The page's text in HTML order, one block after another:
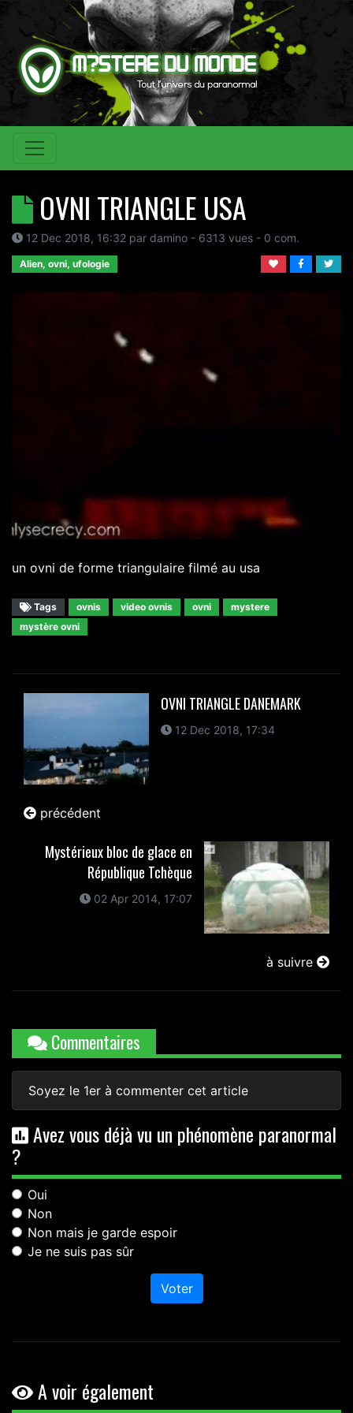
OVNI TRIANGLE USA
12 Dec 2018, 16:32 par damino - 6313 vues - 0 com.
Alien, ovni, ufologie
un ovni de forme triangulaire filmé au usa
Tags ovnis video ovnis ovni
mystere
mystère ovni
OVNI TRIANGLE DANEMARK
12 Dec 2018, 17:34
précédent
Mystérieux bloc de glace en
République Tchèque
02 Apr 2014, 17:07
à suivre
Commentaires
Soyez le 1er à commenter cet article
Avez vous déjà vu un phénomène paranormal
?
Oui
Non
Non mais je garde espoir
Je ne suis pas sûr
Voter
A voir également